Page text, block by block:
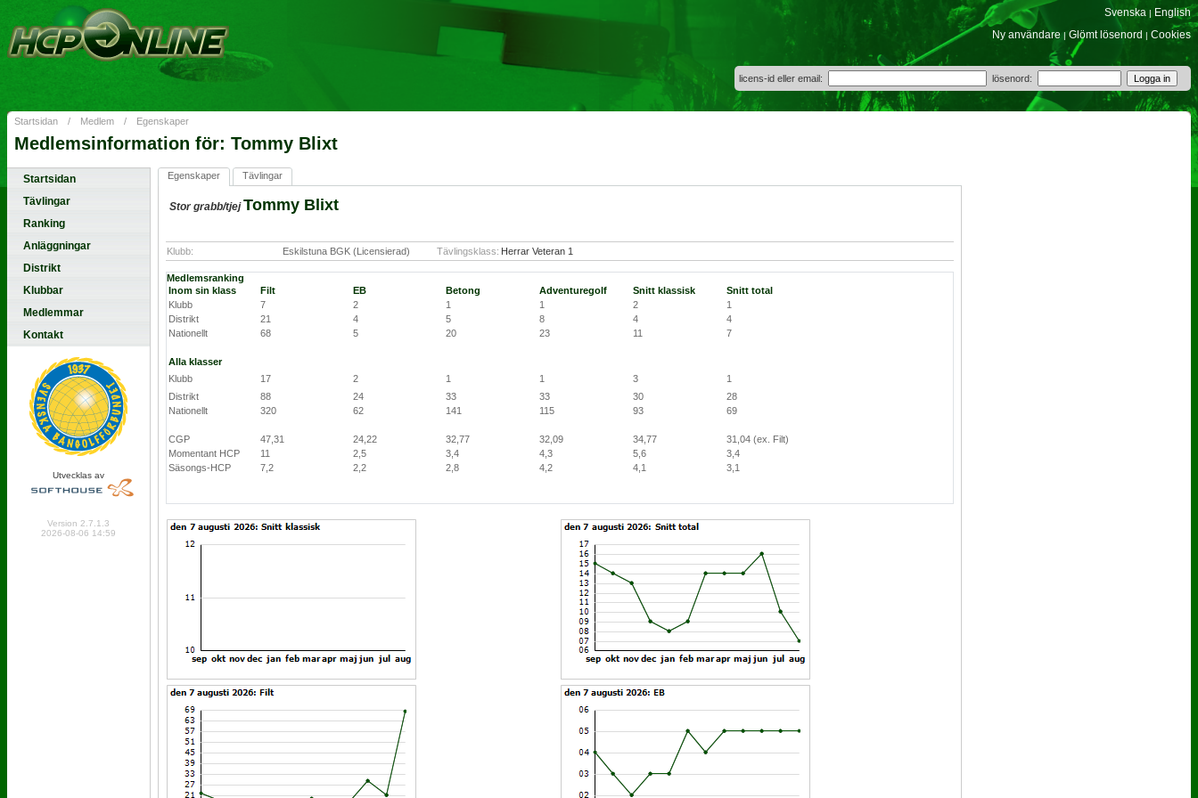
Svenska | English
Ny användare | Glömt lösenord | Cookies
licens-id eller email: lösenord:
Startsidan / Medlem / Egenskaper
Medlemsinformation för: Tommy Blixt
Startsidan
Tävlingar
Ranking
Anläggningar
Distrikt
Klubbar
Medlemmar
Kontakt
Utvecklas av
Version 2.7.1.3
2026-08-06 14:59
Egenskaper Tävlingar
Stor grabb/tjejTommy Blixt
Klubb: Eskilstuna BGK (Licensierad) Tävlingsklass: Herrar Veteran 1
Medlemsranking
Inom sin klass
Filt EB Betong Adventuregolf Snitt klassisk
Snitt total
Klubb
7 2 1 1 2
1
Distrikt
21 4 5 8 4
4
Nationellt
68 5 20 23 11 7
Alla klasser
Klubb
17 2 1 1 3
1
Distrikt
88 24 33 33 30
28
Nationellt
320 62 141 115 93 69
CGP 47,31 24,22 32,77 32,09 34,77 31,04 (ex. Filt)
Momentant HCP
11 2,5 3,4 4,3 5,6
3,4
Säsongs-HCP
7,2 2,2 2,8 4,2 4,1 3,1